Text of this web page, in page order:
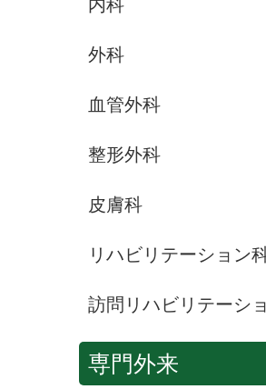
内科
外科
血管外科
整形外科
皮膚科
リハビリテーション
訪問リハビリテーシ
専門外来